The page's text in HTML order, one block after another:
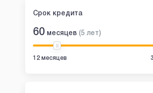
Срок кредита
60 месяцев (5 лет)
12 месяцев